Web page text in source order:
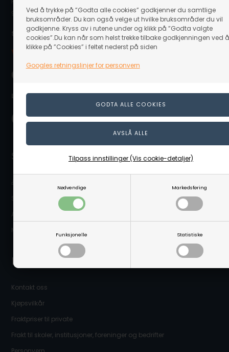
Ved å trykke på ”Godta alle cookies” godkjenner du samtlige
bruksområder. Du kan også velge ut hvilke bruksområder du vil
godkjenne. Kryss av i rutene under og klikk på ”Godta valgte
cookies”.Du kan når som helst trekke tilbake godkjenningen ved å
klikke på ”Cookies” i feltet nederst på siden
Googles retningslinjer for personvern
Nødvendige Markedsføring
Funksjonelle Statistiske
Tilpass innstillinger (Vis cookie-detaljer)
gjerne. Send e-post til info@linaa.no
Sikker betaling på nett:
Levering nær deg:
Snarveier
🎁 Gavekort
Sikkerhetsdatablader
Abonnere på nyhetsbrevet
Mitt Linaa.no (Kundeinnlogging)
Infomasjon
Kontakt oss
Kjøpsvilkår
Fraktpriser til private
Frakt til skoler, institusjoner, foreninger og bedrifter